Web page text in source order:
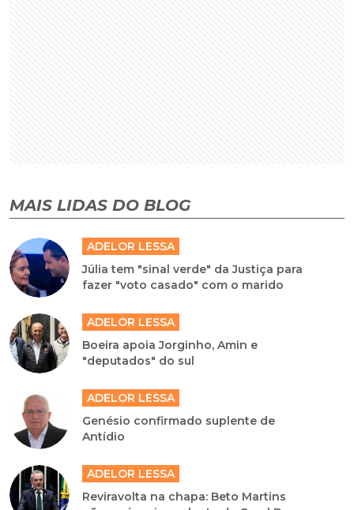
MAIS LIDAS DO BLOG
ADELOR LESSA
Júlia tem "sinal verde" da Justiça para
fazer "voto casado" com o marido
ADELOR LESSA
Boeira apoia Jorginho, Amin e
"deputados" do sul
ADELOR LESSA
Genésio confirmado suplente de
Antídio
ADELOR LESSA
Reviravolta na chapa: Beto Martins